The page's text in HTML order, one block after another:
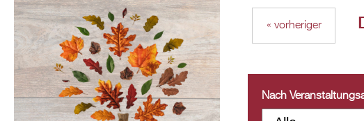
« vorheriger
Nach